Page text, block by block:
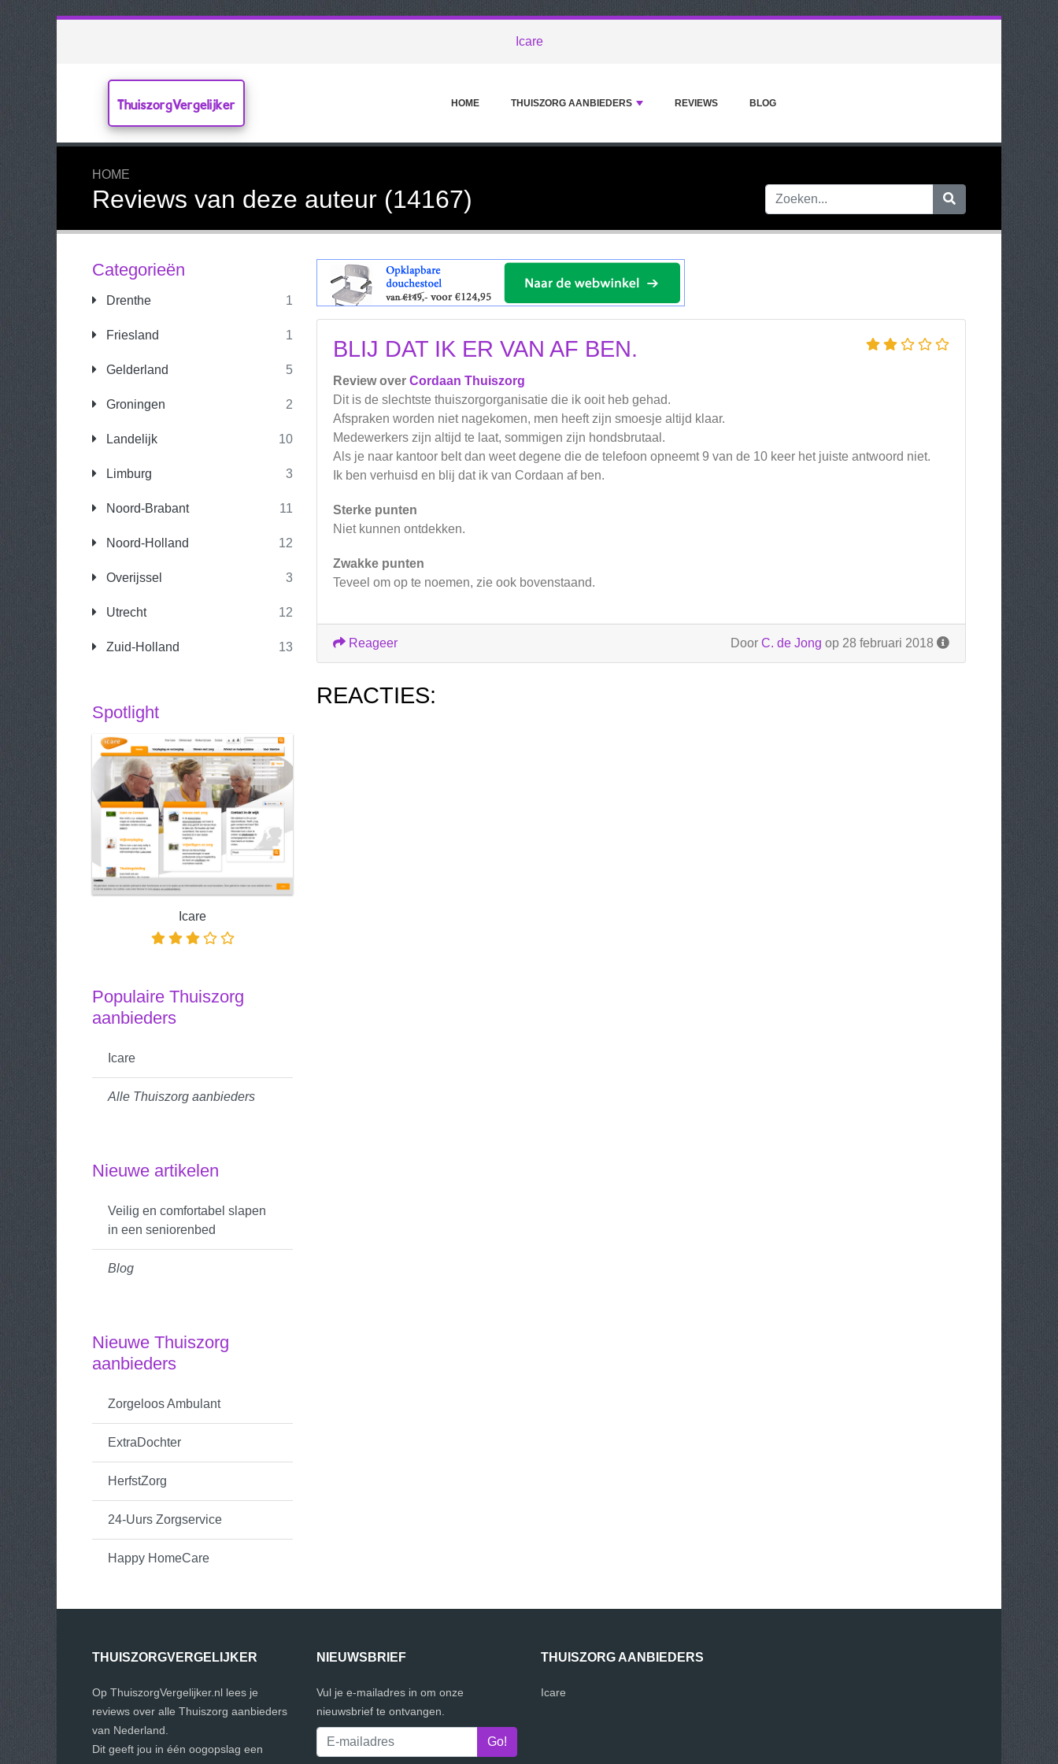
Icare
ThuiszorgVergelijker HOME THUISZORG AANBIEDERS REVIEWS BLOG
HOME
Reviews van deze auteur (14167)
Categorieën
Drenthe 1
Friesland 1
Gelderland 5
Groningen 2
Landelijk 10
Limburg 3
Noord-Brabant 11
Noord-Holland 12
Overijssel 3
Utrecht 12
Zuid-Holland 13
Spotlight
Icare
Populaire Thuiszorg
aanbieders
Icare
Alle Thuiszorg aanbieders
Nieuwe artikelen
Veilig en comfortabel slapen
in een seniorenbed
Blog
Nieuwe Thuiszorg
aanbieders
Zorgeloos Ambulant
ExtraDochter
HerfstZorg
24-Uurs Zorgservice
Happy HomeCare
BLIJ DAT IK ER VAN AF BEN.
Review over Cordaan Thuiszorg
Dit is de slechtste thuiszorgorganisatie die ik ooit heb gehad.
Afspraken worden niet nagekomen, men heeft zijn smoesje altijd klaar.
Medewerkers zijn altijd te laat, sommigen zijn hondsbrutaal.
Als je naar kantoor belt dan weet degene die de telefoon opneemt 9 van de 10 keer het juiste antwoord niet.
Ik ben verhuisd en blij dat ik van Cordaan af ben.
Sterke punten
Niet kunnen ontdekken.
Zwakke punten
Teveel om op te noemen, zie ook bovenstaand.
Door C. de Jong op 28 februari 2018
Reageer
REACTIES:
THUISZORGVERGELIJKER
Op ThuiszorgVergelijker.nl lees je
reviews over alle Thuiszorg aanbieders
van Nederland.
Dit geeft jou in één oogopslag een
NIEUWSBRIEF
Vul je e-mailadres in om onze
nieuwsbrief te ontvangen.
THUISZORG AANBIEDERS
Icare